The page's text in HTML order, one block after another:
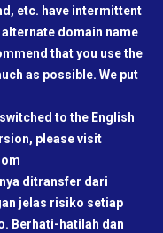
etc. have intermittent
domain name
that you use the
as possible. We put
to the English
please visit
ditransfer dari
jelas risiko setiap
Berhati-hatilah dan